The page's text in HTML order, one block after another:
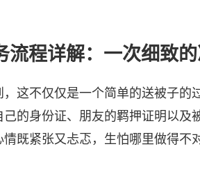
流程详解：一次细致
这不仅仅是一个简单的送被子的
的身份证、朋友的羁押证明以及
既紧张又忐忑，生怕哪里做得不